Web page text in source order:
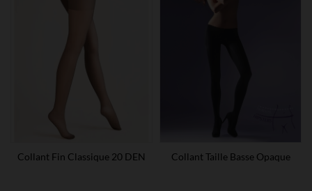
Collant Fin Classique 20 DEN Collant Taille Basse Opaque